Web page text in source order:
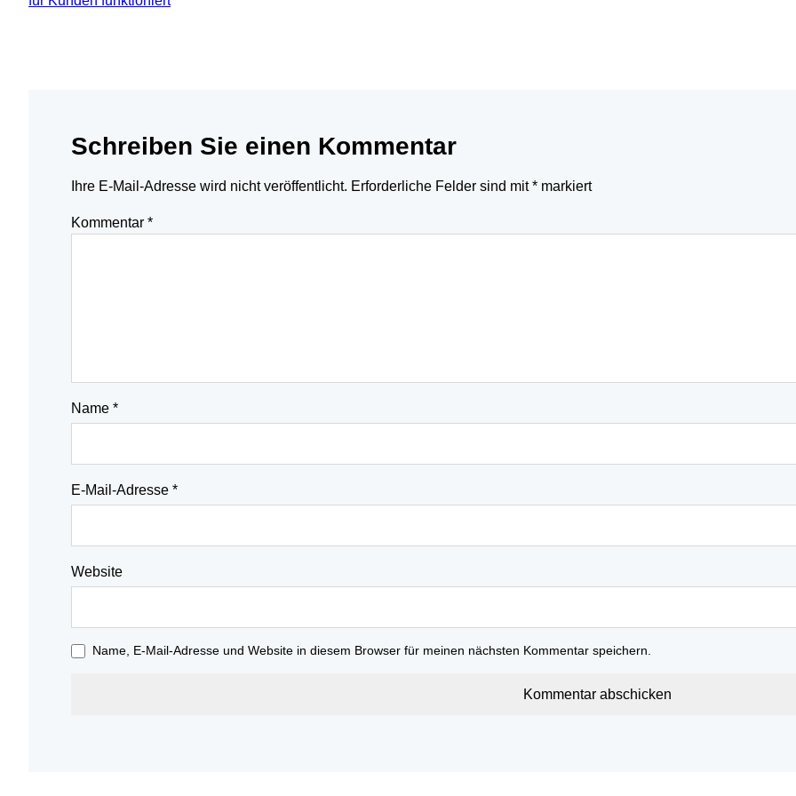
Schreiben Sie einen Kommentar
Ihre E-Mail-Adresse wird nicht veröffentlicht. Erforderliche Felder sind mit* markiert
Kommentar *
Name *
E-Mail-Adresse *
Website
Name, E-Mail-Adresse und Website in diesem Browser für meinen nächsten Kommentar speichern.